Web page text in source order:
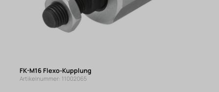
FK-M16 Flexo-Kupplung
Artikelnummer: 11002065